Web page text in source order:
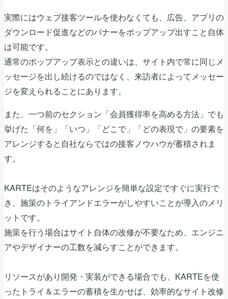
実際にはウェブ接客ツールを使わなくても、広告、アプリの
ダウンロード促進などのバナーをポップアップ出すこと自体
は可能です。
通常のポップアップ表示との違いは、サイト内で常に同じメ
ッセージを出し続けるのではなく、来訪者によってメッセー
ジを変えられることにあります。
また、一つ前のセクション「会員獲得率を高める方法」でも
挙げた「何を」「いつ」「どこで」「どの表現で」の要素を
アレンジすると自社ならではの接客ノウハウが蓄積されま
す。
KARTEはそのようなアレンジを簡単な設定ですぐに実行で
き、施策のトライアンドエラーがしやすいことが導入のメリ
ットです。
施策を行う場合はサイト自体の改修が不要なため、エンジニ
アやデザイナーの工数を減らすことができます。
リソースがあり開発・実装ができる場合でも、KARTEを使
ったトライ＆エラーの蓄積を生かせば、効率的なサイト改修